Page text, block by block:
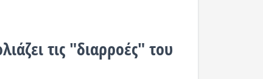
τις "διαρροές" του